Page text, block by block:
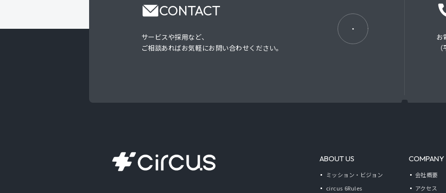
CONTACT
サービスや採用など、
ご相談あればお気軽にお問い合わせください。
お
ABOUT US
ミッション・ビジョン
circus 6Rules
COMPANY
会社概要
アクセス